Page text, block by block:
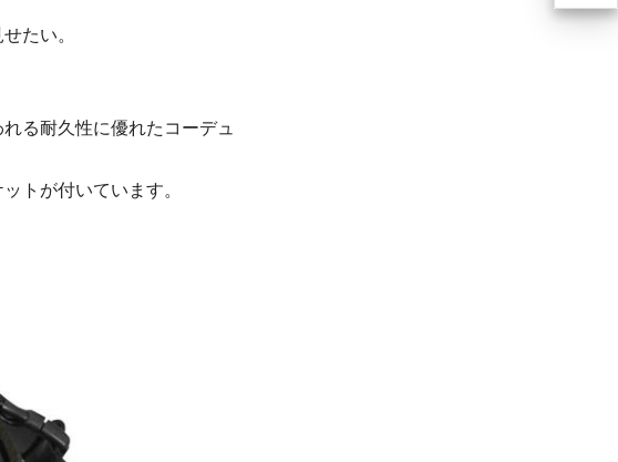
たい。
る耐久性に優れたコーデュ
トが付いています。